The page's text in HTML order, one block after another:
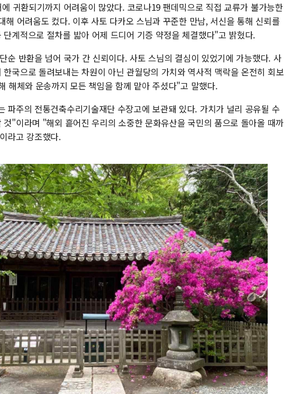
귀환되기까지 어려움이 많았다. 코로나19 팬데믹으로 직접 교류가 불가능한
해 어려움도 컸다. 이후 사토 다카오 스님과 꾸준한 만남, 서신을 통해 신뢰를
계적으로 절차를 밟아 어제 드디어 기증 약정을 체결했다"고 밝혔다.
순 반환을 넘어 국가 간 신뢰이다. 사토 스님의 결심이 있었기에 가능했다. 사
국으로 돌려보내는 차원이 아닌 관월당의 가치와 역사적 맥락을 온전히 회보
해체와 운송까지 모든 책임을 함께 맡아 주셨다"고 말했다.
파주의 전통건축수리기술재단 수장고에 보관돼 있다. 가치가 널리 공유될 수
것"이라며 "해외 흩어진 우리의 소중한 문화유산을 국민의 품으로 돌아올 때까
라고 강조했다.